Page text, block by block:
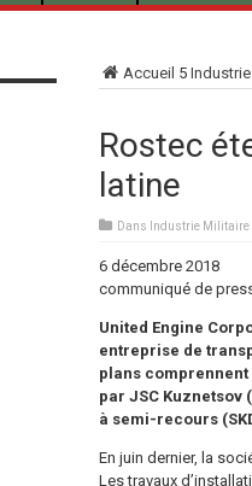
Accueil 5
Rostec
latine
Dans Industrie Militaire
6 décembre 2018
communiqué de
United Engine
entreprise de
plans
par JSC
à semi-recours
En juin dernier, la
Les travaux